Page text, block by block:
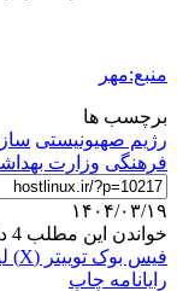
منبع:مهر
برچسب ها
رژیم صهیونیستی
فرهنگی وزارت
۱۴۰۴/۰۳/۱۹
خواندن این مطلب 4 دقیقه زمان میبرد
فیس بوک توییتر (X)
رایانامه چاپ